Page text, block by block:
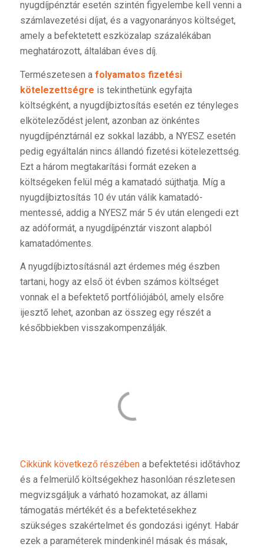
nyugdíjpénztár esetén szintén figyelembe kell venni a
számlavezetési díjat, és a vagyonarányos költséget,
amely a befektetett eszközalap százalékában
meghatározott, általában éves díj.
Természetesen a folyamatos fizetési
kötelezettségre is tekinthetünk egyfajta
költségként, a nyugdíjbiztosítás esetén ez tényleges
elköteleződést jelent, azonban az önkéntes
nyugdíjpénztárnál ez sokkal lazább, a NYESZ esetén
pedig egyáltalán nincs állandó fizetési kötelezettség.
Ezt a három megtakarítási formát ezeken a
költségeken felül még a kamatadó sújthatja. Míg a
nyugdíjbiztosítás 10 év után válik kamatadó-
mentessé, addig a NYESZ már 5 év után elengedi ezt
az adóformát, a nyugdíjpénztár viszont alapból
kamatadómentes.
A nyugdíjbiztosításnál azt érdemes még észben
tartani, hogy az első öt évben számos költséget
vonnak el a befektető portfóliójából, amely elsőre
ijesztő lehet, azonban az összeg egy részét a
későbbiekben visszakompenzálják.
Cikkünk következő részébena befektetési időtávhoz
és a felmerülő költségekhez hasonlóan részletesen
megvizsgáljuk a várható hozamokat, az állami
támogatás mértékét és a befektetésekhez
szükséges szakértelmet és gondozási igényt. Habár
ezek a paraméterek mindenkinél másak és másak,